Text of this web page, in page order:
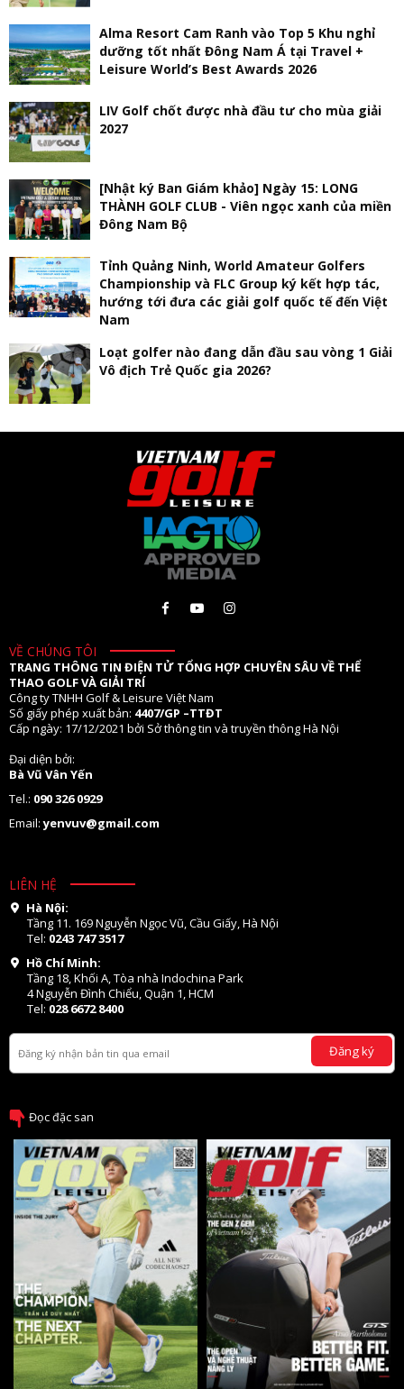
Alma Resort Cam Ranh vào Top 5 Khu nghỉ
dưỡng tốt nhất Đông Nam Á tại Travel +
Leisure World’s Best Awards 2026
LIV Golf chốt được nhà đầu tư cho mùa giải
2027
[Nhật ký Ban Giám khảo] Ngày 15: LONG
THÀNH GOLF CLUB - Viên ngọc xanh của miền
Đông Nam Bộ
Tỉnh Quảng Ninh, World Amateur Golfers
Championship và FLC Group ký kết hợp tác,
hướng tới đưa các giải golf quốc tế đến Việt
Nam
Loạt golfer nào đang dẫn đầu sau vòng 1 Giải
Vô địch Trẻ Quốc gia 2026?
VỀ CHÚNG TÔI
TRANG THÔNG TIN ĐIỆN TỬ TỔNG HỢP CHUYÊN SÂU VỀ THỂ
THAO GOLF VÀ GIẢI TRÍ
Công ty TNHH Golf & Leisure Việt Nam
Số giấy phép xuất bản: 4407/GP –TTĐT
Cấp ngày: 17/12/2021 bởi Sở thông tin và truyền thông Hà Nội
Đại diện bởi:
Bà Vũ Vân Yến
Tel.: 090 326 0929
Email:yenvuv@gmail.com
LIÊN HỆ
Hà Nội:
Tầng 11. 169 Nguyễn Ngọc Vũ, Cầu Giấy, Hà Nội
Tel: 0243 747 3517
Hồ Chí Minh:
Tầng 18, Khối A, Tòa nhà Indochina Park
4 Nguyễn Đình Chiểu, Quận 1, HCM
Tel: 028 6672 8400
Đăng ký
Đọc đặc san